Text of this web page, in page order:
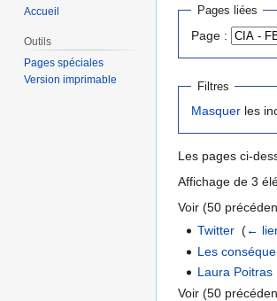
Sauter
navigation
Sauter
recherche
Pages liées
Page :
Filtres
Masquer les
Les pages ci-
Affichage de 3
Voir (50
Twitter ‎(←
Les
Laura Poitras
Voir (50
Accueil
Outils
Pages spéciales
Version imprimable